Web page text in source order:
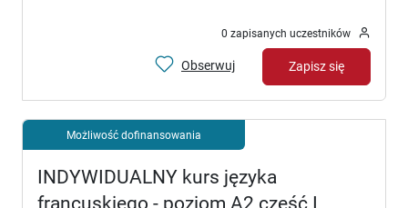
0 zapisanych uczestników
Obserwuj Zapisz się
Możliwość dofinansowania
INDYWIDUALNY kurs języka
francuskiego - poziom A2 część I